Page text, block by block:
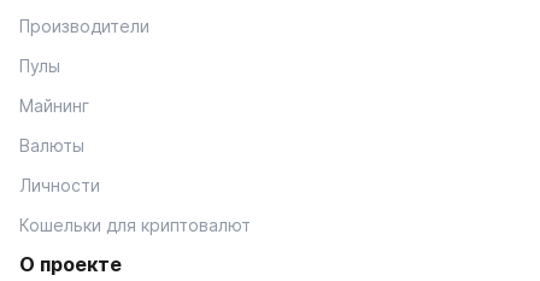
Производители
Пулы
Майнинг
Валюты
Личности
Кошельки для криптовалют
О проекте